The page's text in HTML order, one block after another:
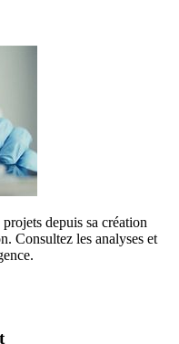
depuis sa création
Consultez les analyses et